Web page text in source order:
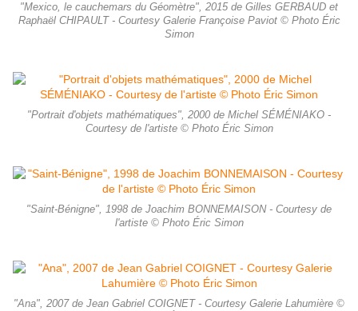
"Mexico, le cauchemars du Géomètre", 2015 de Gilles GERBAUD et
Raphaël CHIPAULT - Courtesy Galerie Françoise Paviot © Photo Éric
Simon
"Portrait d'objets mathématiques", 2000 de Michel SÉMÉNIAKO -
Courtesy de l'artiste © Photo Éric Simon
"Saint-Bénigne", 1998 de Joachim BONNEMAISON - Courtesy de
l'artiste © Photo Éric Simon
"Ana", 2007 de Jean Gabriel COIGNET - Courtesy Galerie Lahumière ©